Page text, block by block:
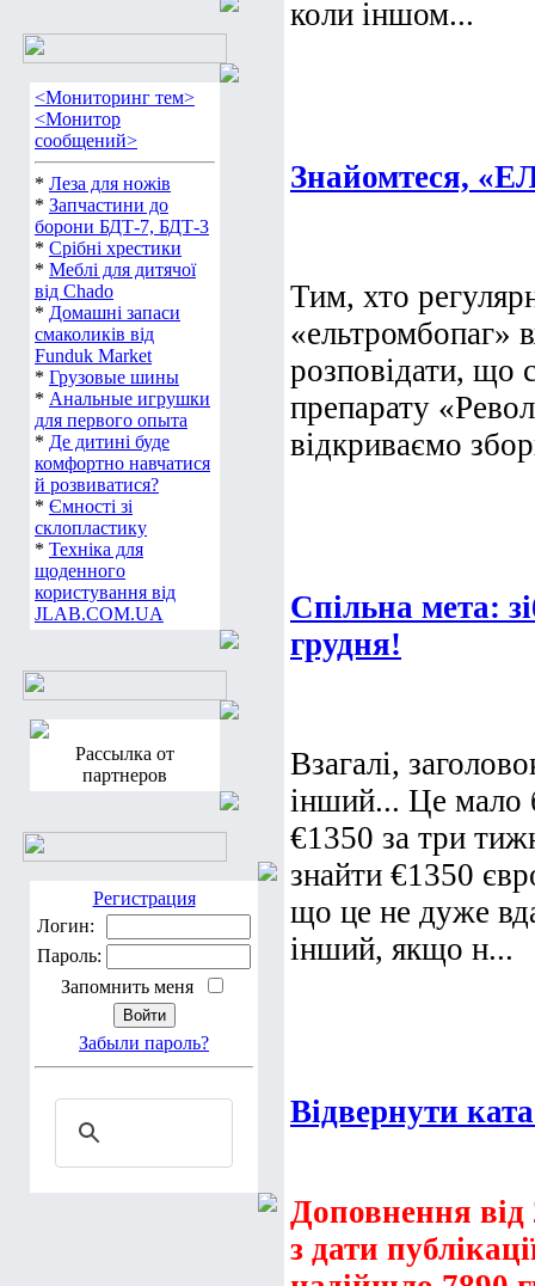
<Мониторинг тем>
<Монитор
сообщений>
* Леза для ножів
* Запчастини до
борони БДТ-7, БДТ-3
* Срібні хрестики
* Меблі для дитячої
від Chado
* Домашні запаси
смаколиків від
Funduk Market
* Грузовые шины
* Анальные игрушки
для первого опыта
* Де дитині буде
комфортно навчатися
й розвиватися?
* Ємності зі
склопластику
* Техніка для
щоденного
користування від
JLAB.COM.UA
Рассылка от
партнеров
Регистрация
Логин:
Пароль:
Запомнить меня
Забыли пароль?
коли іншом...
Знайомтеся,
Тим, хто
«ельтромбопаг»
розповідати, що
препарату
відкриваємо
Спільна мета:
грудня!
Взагалі,
інший... Це мало
€1350 за три
знайти €1350
що це не дуже
інший, якщо н...
Відвернути
Доповнення
з дати